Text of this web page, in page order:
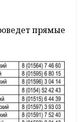
прямые